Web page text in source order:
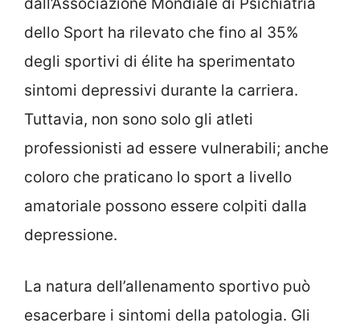
dello Sport ha rilevato che fino al 35%
degli sportivi di élite ha sperimentato
sintomi depressivi durante la carriera.
Tuttavia, non sono solo gli atleti
professionisti ad essere vulnerabili; anche
coloro che praticano lo sport a livello
amatoriale possono essere colpiti dalla
depressione.
La natura dell’allenamento sportivo può
esacerbare i sintomi della patologia. Gli